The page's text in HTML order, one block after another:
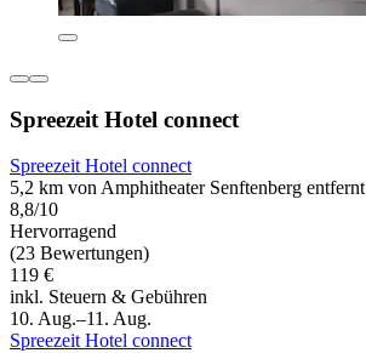
Spreezeit Hotel connect
Spreezeit Hotel connect
5,2 km von Amphitheater Senftenberg entfernt
8,8/10
Hervorragend
(23 Bewertungen)
119 €
inkl. Steuern & Gebühren
10. Aug.–11. Aug.
Spreezeit Hotel connect